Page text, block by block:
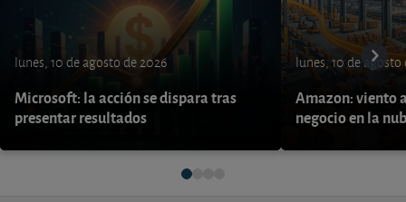
lunes, 10 de agosto de 2026
Microsoft: la acción se dispara tras
presentar resultados
lunes, 10 de agosto
Amazon: viento
negocio en la